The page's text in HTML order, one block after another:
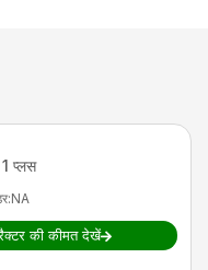
प्लस
:NA
की कीमत देखें